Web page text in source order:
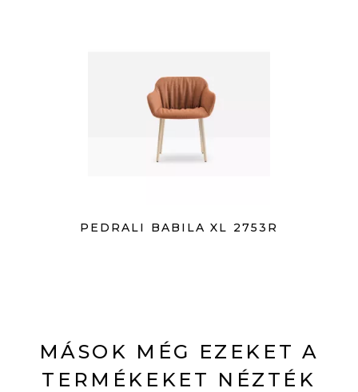
PEDRALI BABILA XL 2753R
MÁSOK MÉG EZEKET A
TERMÉKEKET NÉZTÉK